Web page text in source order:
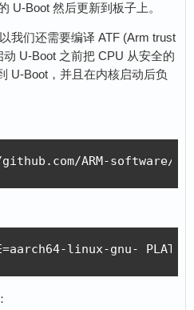
U-Boot 然后更新到板子上。
我们还需要编译 ATF (Arm trust
U-Boot 之前把 CPU 从安全的
U-Boot，并且在内核启动后负
ARM-software/
linux-gnu-